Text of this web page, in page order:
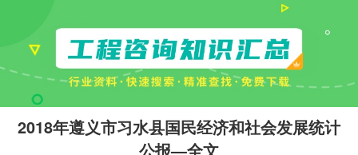
2018年遵义市习水县国民经济和社会发展统计
公报—全文